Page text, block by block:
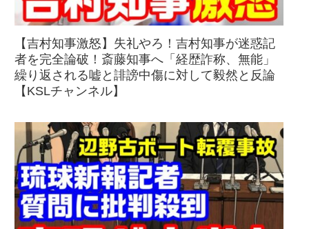
【吉村知事激怒】失礼やろ！吉村知事が迷惑記
者を完全論破！斎藤知事へ「経歴詐称、無能」
繰り返される嘘と誹謗中傷に対して毅然と反論
【KSLチャンネル】